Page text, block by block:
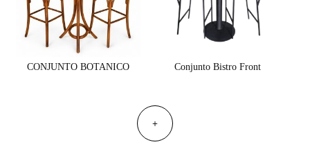
CONJUNTO BOTANICO Conjunto Bistro Front
+